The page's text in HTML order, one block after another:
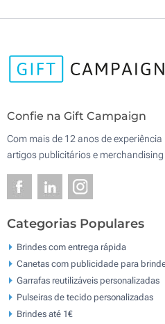
Confie na Gift Campaign
Com mais de 12 anos de
artigos publicitários e
Categorias Populares
Brindes com entrega rápida
Canetas com publicidade para
Garrafas reutilizáveis personalizadas
Pulseiras de tecido personalizadas
Brindes até 1€